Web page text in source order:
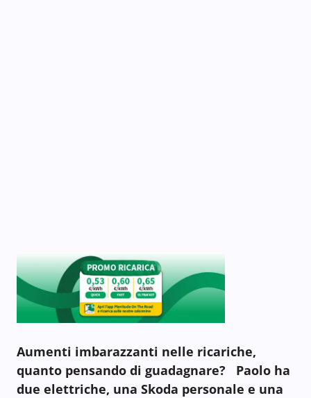
Aumenti imbarazzanti nelle ricariche,
quanto pensando di guadagnare? Paolo ha
due elettriche, una Skoda personale e una